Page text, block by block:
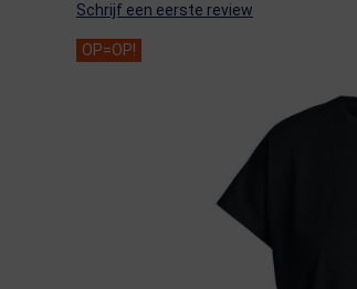
Fietsendragers & Fietskoffers
Schrijf een eerste review
OP=OP!